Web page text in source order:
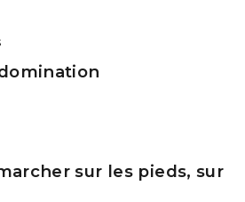
sur les pieds, sur